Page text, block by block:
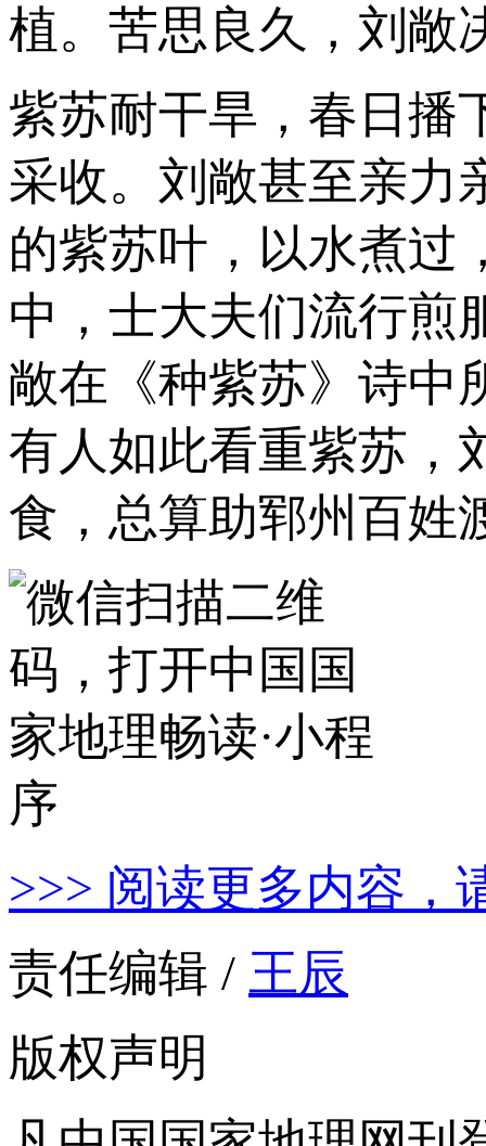
植。苦思良久，刘敞
紫苏耐干旱，春日播
采收。刘敞甚至亲力
的紫苏叶，以水煮过
中，士大夫们流行煎
敞在《种紫苏》诗中
有人如此看重紫苏，
食，总算助郓州百姓
>>> 阅读更多内容，
责任编辑 / 王辰
版权声明